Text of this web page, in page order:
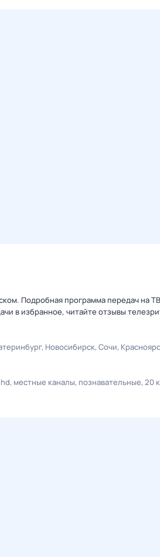
Подробная программа передач на
в избранное, читайте отзывы
Новосибирск Сочи
hd местные каналы познавательные 20